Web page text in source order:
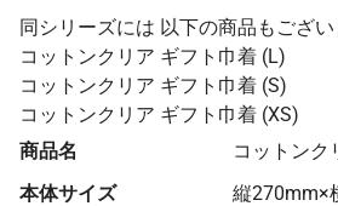
同シリーズには 以下の商品もござい
コットンクリア ギフト巾着 (L)
コットンクリア ギフト巾着 (S)
コットンクリア ギフト巾着 (XS)
商品名
コットンク
本体サイズ
縦270mm×